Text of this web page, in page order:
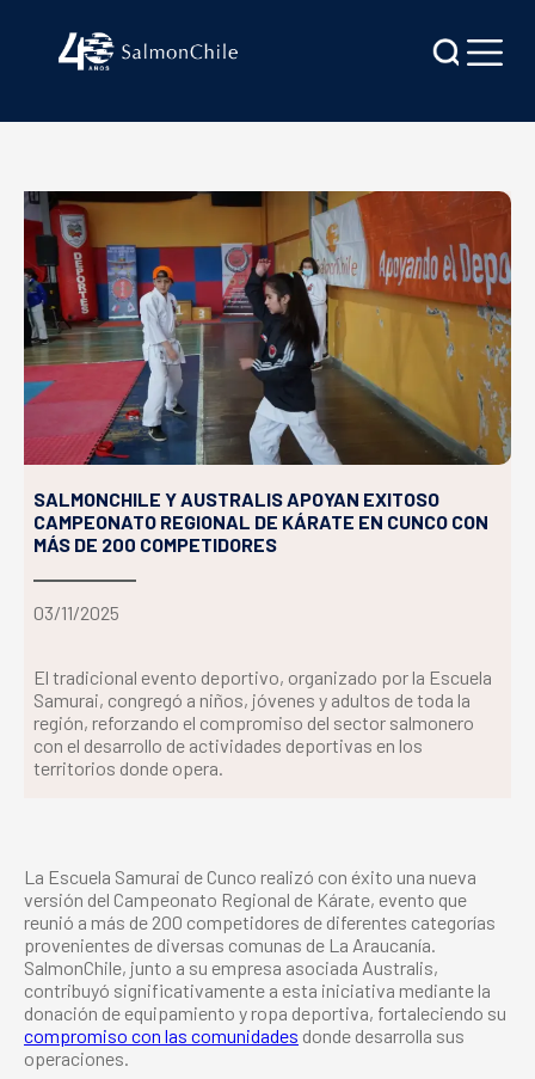
SALMONCHILE Y AUSTRALIS APOYAN EXITOSO
CAMPEONATO REGIONAL DE KÁRATE EN CUNCO CON
MÁS DE 200 COMPETIDORES
03/11/2025
El tradicional evento deportivo, organizado por la Escuela
Samurai, congregó a niños, jóvenes y adultos de toda la
región, reforzando el compromiso del sector salmonero
con el desarrollo de actividades deportivas en los
territorios donde opera.
La Escuela Samurai de Cunco realizó con éxito una nueva
versión del Campeonato Regional de Kárate, evento que
reunió a más de 200 competidores de diferentes categorías
provenientes de diversas comunas de La Araucanía.
SalmonChile, junto a su empresa asociada Australis,
contribuyó significativamente a esta iniciativa mediante la
donación de equipamiento y ropa deportiva, fortaleciendo su
compromiso con las comunidades donde desarrolla sus
operaciones.